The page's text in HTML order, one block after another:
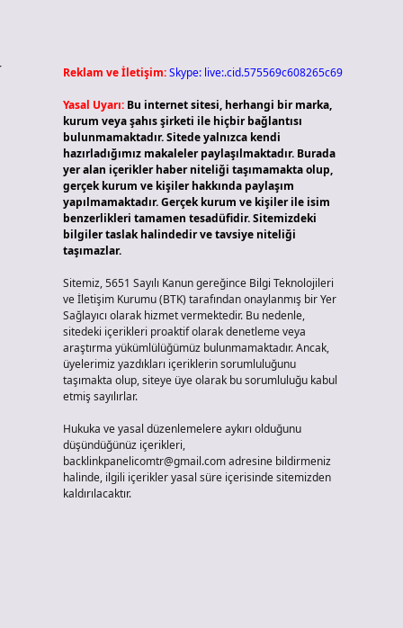
Reklam ve İletişim:Skype: live:.cid.575569c608265c69
Yasal Uyarı: Bu internet sitesi, herhangi bir marka,
kurum veya şahıs şirketi ile hiçbir bağlantısı
bulunmamaktadır. Sitede yalnızca kendi
hazırladığımız makaleler paylaşılmaktadır. Burada
yer alan içerikler haber niteliği taşımamakta olup,
gerçek kurum ve kişiler hakkında paylaşım
yapılmamaktadır. Gerçek kurum ve kişiler ile isim
benzerlikleri tamamen tesadüfidir. Sitemizdeki
bilgiler taslak halindedir ve tavsiye niteliği
taşımazlar.
Sitemiz, 5651 Sayılı Kanun gereğince Bilgi Teknolojileri
ve İletişim Kurumu (BTK) tarafından onaylanmış bir Yer
Sağlayıcı olarak hizmet vermektedir. Bu nedenle,
sitedeki içerikleri proaktif olarak denetleme veya
araştırma yükümlülüğümüz bulunmamaktadır. Ancak,
üyelerimiz yazdıkları içeriklerin sorumluluğunu
taşımakta olup, siteye üye olarak bu sorumluluğu kabul
etmiş sayılırlar.
Hukuka ve yasal düzenlemelere aykırı olduğunu
düşündüğünüz içerikleri,
backlinkpanelicomtr@gmail.comadresine bildirmeniz
halinde, ilgili içerikler yasal süre içerisinde sitemizden
kaldırılacaktır.